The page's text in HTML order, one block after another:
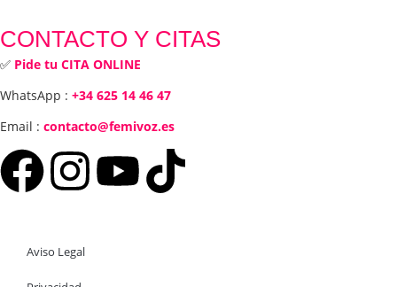
CONTACTO Y CITAS
✅ Pide tu CITA ONLINE
WhatsApp : +34 625 14 46 47
Email : contacto@femivoz.es
Aviso Legal